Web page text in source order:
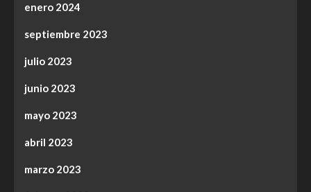
enero 2024
septiembre 2023
julio 2023
junio 2023
mayo 2023
abril 2023
marzo 2023